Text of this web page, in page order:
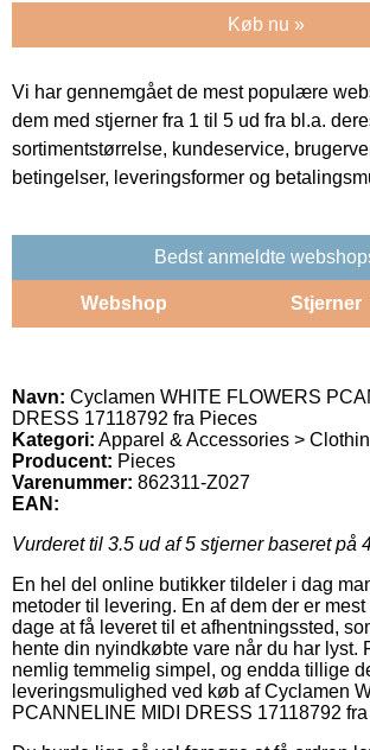
Køb nu »
Vi har gennemgået de mest populære
dem med stjerner fra 1 til 5 ud fra bl.a.
sortimentstørrelse, kundeservice,
betingelser, leveringsformer og
Bedst anmeldte
Webshop Stjerner
Navn: Cyclamen WHITE FLOWERS
DRESS 17118792 fra Pieces
Kategori: Apparel & Accessories >
Producent: Pieces
Varenummer: 862311-Z027
EAN:
Vurderet til 3.5 ud af 5 stjerner baseret på
En hel del online butikker tildeler i dag
metoder til levering. En af dem der er
dage at få leveret til et afhentningssted,
hente din nyindkøbte vare når du har lyst.
nemlig temmelig simpel, og endda tillige
leveringsmulighed ved køb af Cyclamen
PCANNELINE MIDI DRESS 17118792